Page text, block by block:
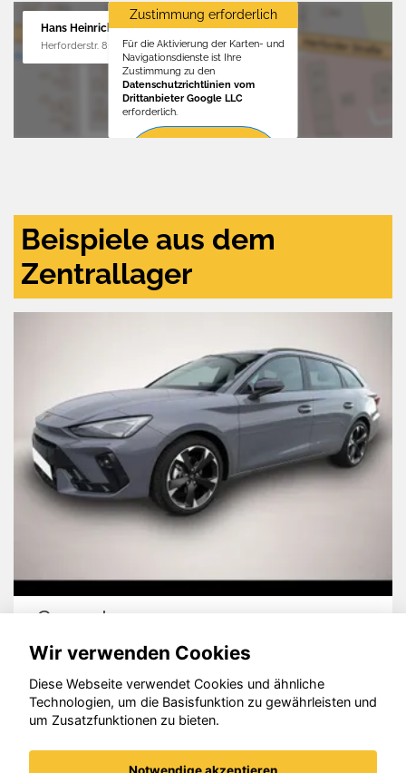
Hans Heinrichs GmbH
Herforderstr. 81, 32657 Lemgo
Zustimmung erforderlich
Für die Aktivierung der Karten- und
Navigationsdienste ist Ihre
Zustimmung zu den
Datenschutzrichtlinien vom
Drittanbieter Google LLC
erforderlich.
Beispiele aus dem
Zentrallager
© konjunkturmotor.de GmbH 2020 - 2026
Wir verwenden Cookies
Diese Webseite verwendet Cookies und ähnliche
Technologien, um die Basisfunktion zu gewährleisten und
um Zusatzfunktionen zu bieten.